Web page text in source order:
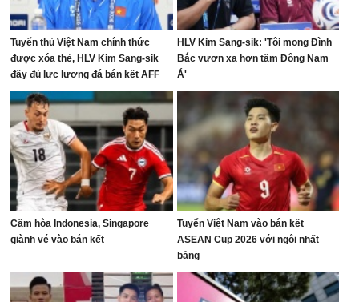
Tuyển thủ Việt Nam chính thức
được xóa thẻ, HLV Kim Sang-sik
đầy đủ lực lượng đá bán kết AFF
Cup
HLV Kim Sang-sik: 'Tôi mong Đình
Bắc vươn xa hơn tầm Đông Nam
Á'
Cầm hòa Indonesia, Singapore
giành vé vào bán kết
Tuyển Việt Nam vào bán kết
ASEAN Cup 2026 với ngôi nhất
bảng